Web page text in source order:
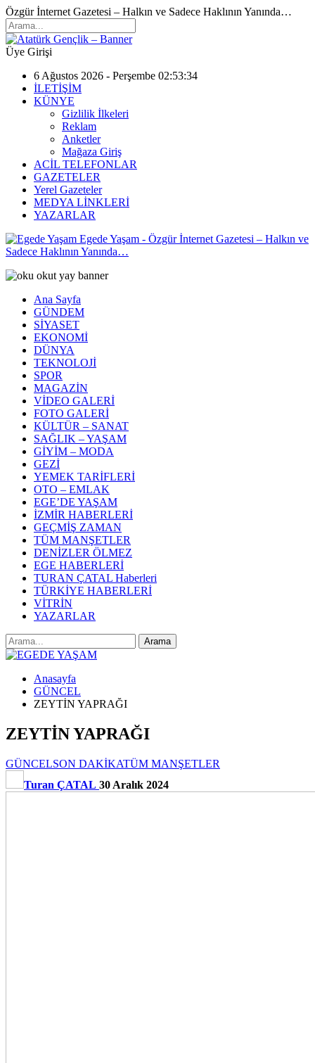
Özgür İnternet Gazetesi – Halkın ve Sadece Haklının Yanında…
Üye Girişi
6 Ağustos 2026 - Perşembe 02:53:34
İLETİŞİM
KÜNYE
Gizlilik İlkeleri
Reklam
Anketler
Mağaza Giriş
ACİL TELEFONLAR
GAZETELER
Yerel Gazeteler
MEDYA LİNKLERİ
YAZARLAR
Egede Yaşam - Özgür İnternet Gazetesi – Halkın ve
Sadece Haklının Yanında…
Ana Sayfa
GÜNDEM
SİYASET
EKONOMİ
DÜNYA
TEKNOLOJİ
SPOR
MAGAZİN
VİDEO GALERİ
FOTO GALERİ
KÜLTÜR – SANAT
SAĞLIK – YAŞAM
GİYİM – MODA
GEZİ
YEMEK TARİFLERİ
OTO – EMLAK
EGE’DE YAŞAM
İZMİR HABERLERİ
GEÇMİŞ ZAMAN
TÜM MANŞETLER
DENİZLER ÖLMEZ
EGE HABERLERİ
TURAN ÇATAL Haberleri
TÜRKİYE HABERLERİ
VİTRİN
YAZARLAR
Anasayfa
GÜNCEL
ZEYTİN YAPRAĞI
ZEYTİN YAPRAĞI
GÜNCELSON DAKİKATÜM MANŞETLER
Turan ÇATAL 30 Aralık 2024